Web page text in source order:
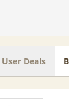
User Deals